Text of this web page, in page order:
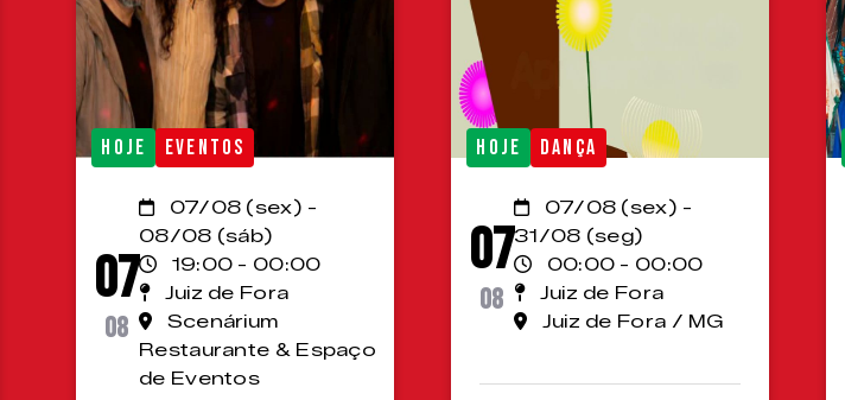
HOJE EVENTOS
07
08
07/08 (sex) -
08/08 (sáb)
19:00 - 00:00
Juiz de Fora
Scenárium
Restaurante & Espaço
de Eventos
HOJE DANÇA
07
08
07/08 (sex) -
31/08 (seg)
00:00 - 00:00
Juiz de Fora
Juiz de Fora / MG